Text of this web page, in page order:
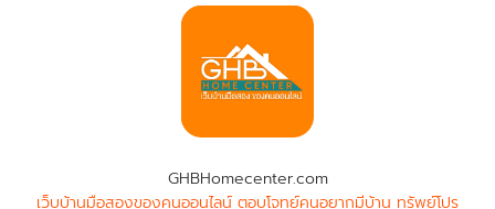
GHBHomecenter.com
เว็บบ้านมือสองของคนออนไลน์ ตอบโจทย์คนอยากมีบ้าน ทรัพย์โปร